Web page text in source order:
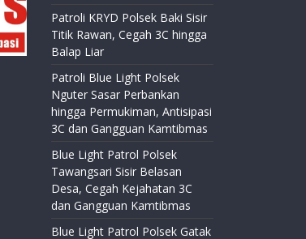
Patroli KRYD Polsek Baki Sisir
Titik Rawan, Cegah 3C hingga
Balap Liar
Patroli Blue Light Polsek
Nguter Sasar Perbankan
hingga Permukiman, Antisipasi
3C dan Gangguan Kamtibmas
Blue Light Patrol Polsek
Tawangsari Sisir Belasan
Desa, Cegah Kejahatan 3C
dan Gangguan Kamtibmas
Blue Light Patrol Polsek Gatak